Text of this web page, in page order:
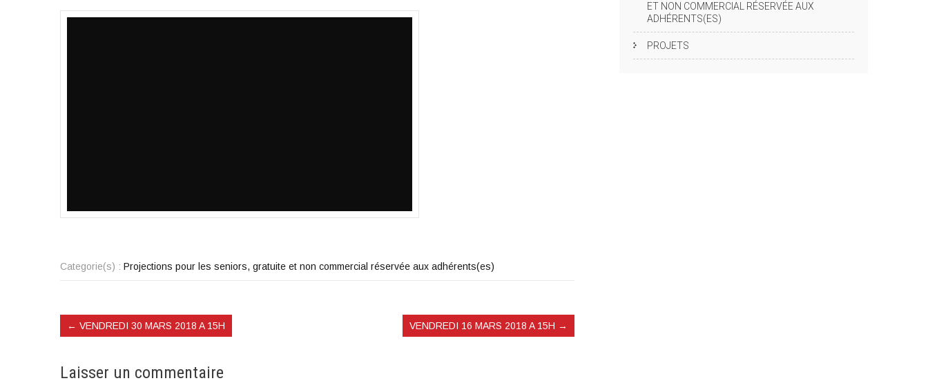
Categorie(s) : Projections pour les seniors, gratuite et non commercial réservée aux adhérents(es)
← VENDREDI 30 MARS 2018 A 15H VENDREDI 16 MARS 2018 A 15H →
Laisser un commentaire
ET NON COMMERCIAL RÉSERVÉE AUX
ADHÉRENTS(ES)
PROJETS